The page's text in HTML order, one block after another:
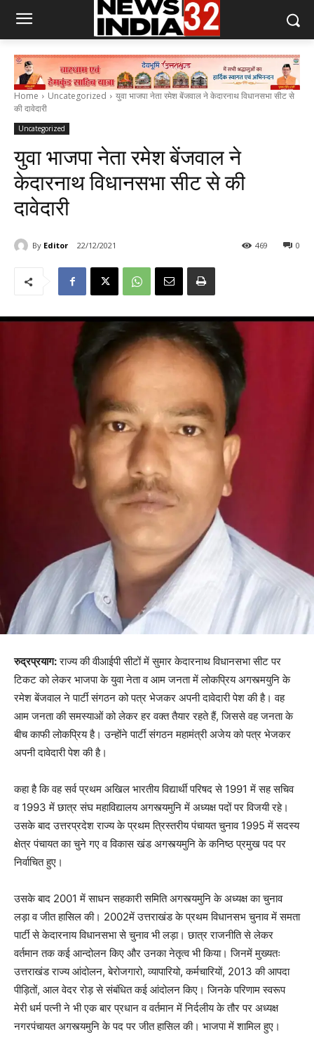
Home Uncategorized
युवा भाजपा नेता रमेश बेंजवाल ने केदारनाथ विधानसभा सीट से
की दावेदारी
Uncategorized
युवा भाजपा नेता रमेश बेंजवाल ने
केदारनाथ विधानसभा सीट से की
दावेदारी
By Editor 22/12/2021 0
469
रुद्रप्रयाग:राज्य की वीआईपी सीटों में सुमार केदारनाथ विधानसभा सीट पर
टिकट को लेकर भाजपा के युवा नेता व आम जनता में लोकप्रिय अगस्त्मयुनि के
रमेश बेंजवाल ने पार्टी संगठन को पत्र भेजकर अपनी दावेदारी पेश की है। वह
आम जनता की समस्याओं को लेकर हर वक्त तैयार रहते हैं, जिससे वह जनता के
बीच काफी लोकप्रिय है। उन्होंने पार्टी संगठन महामंत्री अजेय को पत्र भेजकर
अपनी दावेदारी पेश की है।
कहा है कि वह सर्व प्रथम अखिल भारतीय विद्यार्थी परिषद से 1991 में सह सचिव
व 1993 में छात्र संघ महाविद्यालय अगस्त्यमुनि में अध्यक्ष पदों पर विजयी रहे।
उसके बाद उत्तरप्रदेश राज्य के प्रथम त्रिस्तरीय पंचायत चुनाव 1995 में सदस्य
क्षेत्र पंचायत का चुने गए व विकास खंड अगस्त्यमुनि के कनिष्ठ प्रमुख पद पर
निर्वाचित हुए।
उसके बाद 2001 में साधन सहकारी समिति अगस्त्यमुनि के अध्यक्ष का चुनाव
लड़ा व जीत हासिल की। 2002में उत्तराखंड के प्रथम विधानसभ चुनाव में समता
पार्टी से केदारनाय विधानसभा से चुनाव भी लड़ा। छात्र राजनीति से लेकर
वर्तमान तक कई आन्दोलन किए और उनका नेतृत्व भी किया। जिनमें मुख्यतः
उत्तराखंड राज्य आंदोलन, बेरोजगारो, व्यापारियो, कर्मचारियों, 2013 की आपदा
पीड़ितों, आल वेदर रोड़ से संबंधित कई आंदोलन किए। जिनके परिणाम स्वरूप
मेरी धर्म पत्नी ने भी एक बार प्रधान व वर्तमान में निर्दलीय के तौर पर अध्यक्ष
नगरपंचायत अगस्त्यमुनि के पद पर जीत हासिल की। भाजपा में शामिल हुए।